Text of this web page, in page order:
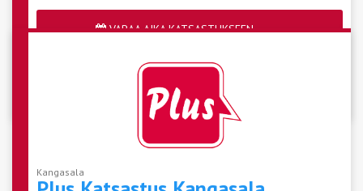
VARAA AIKA KATSASTUKSEEN
Katso aseman vapaat ajat
Kangasala